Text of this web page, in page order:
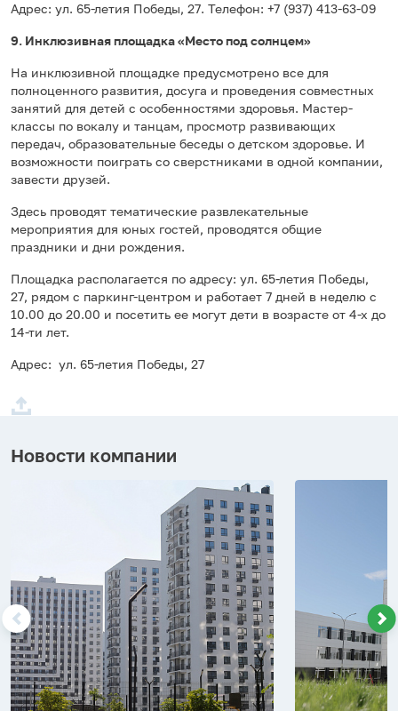
Адрес: ​ул. 65-летия Победы, 27. Телефон: +7 (937) 413-63-09
9. Инклюзивная площадка «Место под солнцем»
На инклюзивной площадке предусмотрено все для
полноценного развития, досуга и проведения совместных
занятий для детей с особенностями здоровья. Мастер-
классы по вокалу и танцам, просмотр развивающих
передач, образовательные беседы о детском здоровье. И
возможности поиграть со сверстниками в одной компании,
завести друзей.
Здесь проводят тематические развлекательные
мероприятия для юных гостей, проводятся общие
праздники и дни рождения.
Площадка располагается по адресу: ул. 65-летия Победы,
27, рядом с паркинг-центром и работает 7 дней в неделю с
10.00 до 20.00 и посетить ее могут дети в возрасте от 4-х до
14-ти лет.
Адрес: ул. 65-летия Победы, 27
Новости компании